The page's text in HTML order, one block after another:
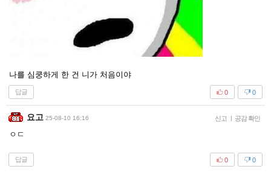
나를 심쿵하게 한 건 니가 처음이야
답글 0
0
요고 25-08-10 16:16 신고 공감 확인
ㅇㄷ
답글 0
0